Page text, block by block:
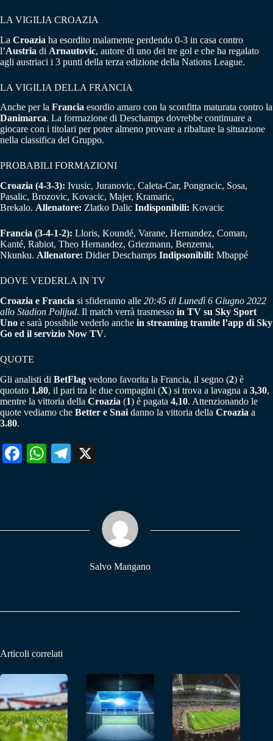
LA VIGILIA CROAZIA
La Croazia ha esordito malamente perdendo 0-3 in casa contro
l’Austria di Arnautovic, autore di uno dei tre gol e che ha regalato
agli austriaci i 3 punti della terza edizione della Nations League.
LA VIGILIA DELLA FRANCIA
Anche per la Francia esordio amaro con la sconfitta maturata contro la
Danimarca. La formazione di Deschamps dovrebbe continuare a
giocare con i titolari per poter almeno provare a ribaltare la situazione
nella classifica del Gruppo.
PROBABILI FORMAZIONI
Croazia (4-3-3): Ivusic, Juranovic, Caleta-Car, Pongracic, Sosa,
Pasalic, Brozovic, Kovacic, Majer, Kramaric,
Brekalo. Allenatore: Zlatko Dalic Indisponibili: Kovacic
Francia (3-4-1-2): Lloris, Koundé, Varane, Hernandez, Coman,
Kanté, Rabiot, Theo Hernandez, Griezmann, Benzema,
Nkunku. Allenatore: Didier Deschamps Indipsonibili: Mbappé
DOVE VEDERLA IN TV
Croazia e Francia si sfideranno alle 20:45 di Lunedì 6 Giugno 2022
allo Stadion Polijud. Il match verrà trasmesso in TV su Sky Sport
Uno e sarà possibile vederlo anche in streaming tramite l’app di Sky
Go ed il servizio Now TV.
QUOTE
Gli analisti di BetFlag vedono favorita la Francia, il segno (2) è
quotato 1,80, il pari tra le due compagini (X) si trova a lavagna a 3,30,
mentre la vittoria della Croazia (1) è pagata 4,10. Attenzionando le
quote vediamo che Better e Snai danno la vittoria della Croazia a
3.80.
Fa W
pp
Te
m
Salvo Mangano
Articoli correlati